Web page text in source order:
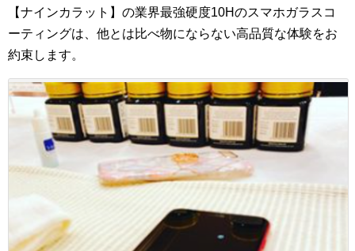
【ナインカラット】の業界最強硬度10Hのスマホガラスコ
ーティングは、他とは比べ物にならない高品質な体験をお
約束します。